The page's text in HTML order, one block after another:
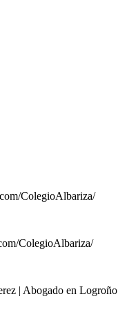
ColegioAlbariza/
ColegioAlbariza/
| Abogado en Logroño